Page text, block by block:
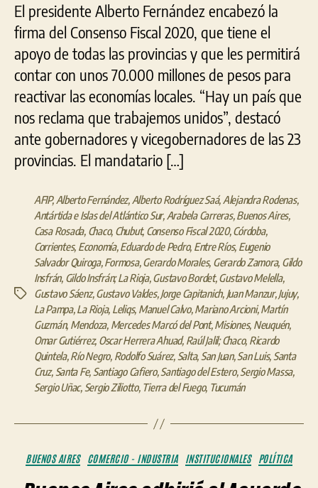
El presidente Alberto Fernández encabezó la
firma del Consenso Fiscal 2020, que tiene el
apoyo de todas las provincias y que les permitirá
contar con unos 70.000 millones de pesos para
reactivar las economías locales. “Hay un país que
nos reclama que trabajemos unidos”, destacó
ante gobernadores y vicegobernadores de las 23
provincias. El mandatario […]
Etiquetas
AFIP, Alberto Fernández, Alberto Rodríguez Saá, Alejandra Rodenas,
Antártida e Islas del Atlántico Sur, Arabela Carreras,Buenos Aires,
Casa Rosada, Chaco, Chubut, Consenso Fiscal 2020,Córdoba,
Corrientes, Economía,Eduardo de Pedro, Entre Ríos, Eugenio
Salvador Quiroga,Formosa,Gerardo Morales, Gerardo Zamora, Gildo
Insfrán, Gildo Insfrán; La Rioja,Gustavo Bordet,Gustavo Melella,
Gustavo Sáenz,Gustavo Valdes,Jorge Capitanich, Juan Manzur,Jujuy,
La Pampa,La Rioja, Leliqs, Manuel Calvo,Mariano Arcioni,Martín
Guzmán, Mendoza, Mercedes Marcó del Pont,Misiones, Neuquén,
Omar Gutiérrez, Oscar Herrera Ahuad, Raúl Jalil; Chaco, Ricardo
Quintela,Río Negro, Rodolfo Suárez, Salta, San Juan,San Luis, Santa
Cruz, Santa Fe, Santiago Cafiero,Santiago del Estero,Sergio Massa,
Sergio Uñac, Sergio Ziliotto, Tierra del Fuego, Tucumán
Categorías
BUENOS AIRES COMERCIO - INDUSTRIA INSTITUCIONALES POLÍTICA